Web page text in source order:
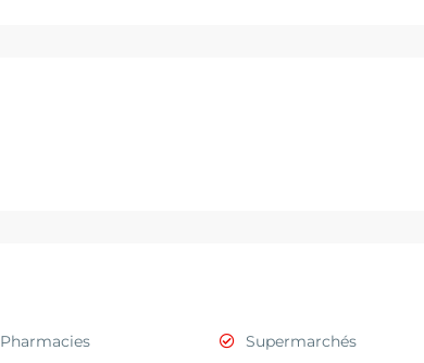
Pharmacies
Supermarchés